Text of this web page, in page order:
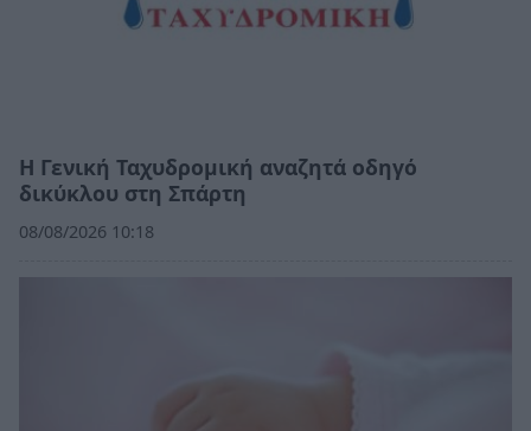
Η Γενική Ταχυδρομική αναζητά οδηγό
δικύκλου στη Σπάρτη
08/08/2026 10:18